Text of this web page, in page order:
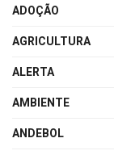
ADOÇÃO
AGRICULTURA
ALERTA
AMBIENTE
ANDEBOL